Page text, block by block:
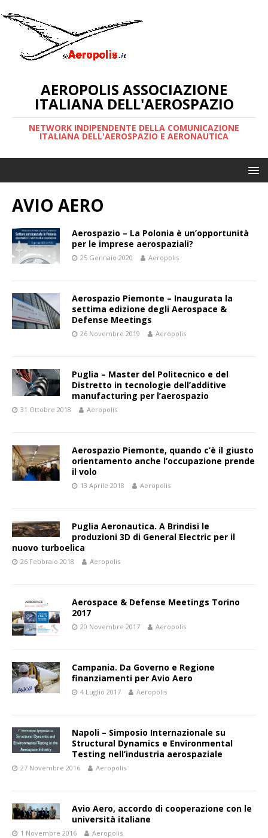
AEROPOLIS ASSOCIAZIONE
ITALIANA DELL'AEROSPAZIO
NETWORK INDIPENDENTE DELLA COMUNICAZIONE
ITALIANA DELL'AEROSPAZIO E AERONAUTICA
AVIO AERO
Aerospazio – La Polonia è un’opportunità
per le imprese aerospaziali?
25 Gennaio 2020 Aeropolis
Aerospazio Piemonte – Inaugurata la
settima edizione degli Aerospace &
Defense Meetings
26 Novembre 2019 Aeropolis
Puglia – Master del Politecnico e del
Distretto in tecnologie dell’additive
manufacturing per l’aerospazio
31 Ottobre 2018 Aeropolis
Aerospazio Piemonte, quando c’è il giusto
orientamento anche l’occupazione prende
il volo
13 Aprile 2018 Aeropolis
Puglia Aeronautica. A Brindisi le
produzioni 3D di General Electric per il
nuovo turboelica
26 Febbraio 2018 Aeropolis
Aerospace & Defense Meetings Torino
2017
20 Novembre 2017 Aeropolis
Campania. Da Governo e Regione
finanziamenti per Avio Aero
4 Luglio 2017 Aeropolis
Napoli – Simposio Internazionale su
Structural Dynamics e Environmental
Testing nell’industria aerospaziale
27 Novembre 2016 Aeropolis
Avio Aero, accordo di cooperazione con le
università italiane
1 Novembre 2016 Aeropolis